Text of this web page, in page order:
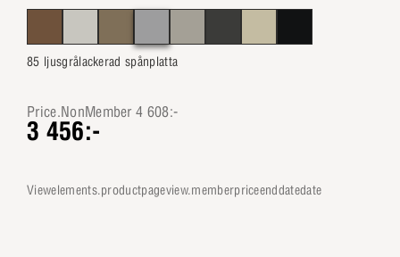
85 ljusgrålackerad spånplatta
Price.NonMember 4 608:-
3 456:-
viewelements.productpageview.memberpriceenddatedate